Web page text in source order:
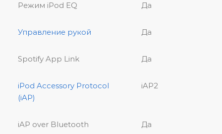
Режим iPod EQ Да
Управление рукой Да
Spotify App Link Да
iPod Accessory Protocol
(iAP)
iAP2
iAP over Bluetooth Да